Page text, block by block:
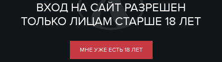
ВХОД НА САЙТ РАЗРЕШЕН
ТОЛЬКО ЛИЦАМ СТАРШЕ 18 ЛЕТ
МНЕ УЖЕ ЕСТЬ 18 ЛЕТ